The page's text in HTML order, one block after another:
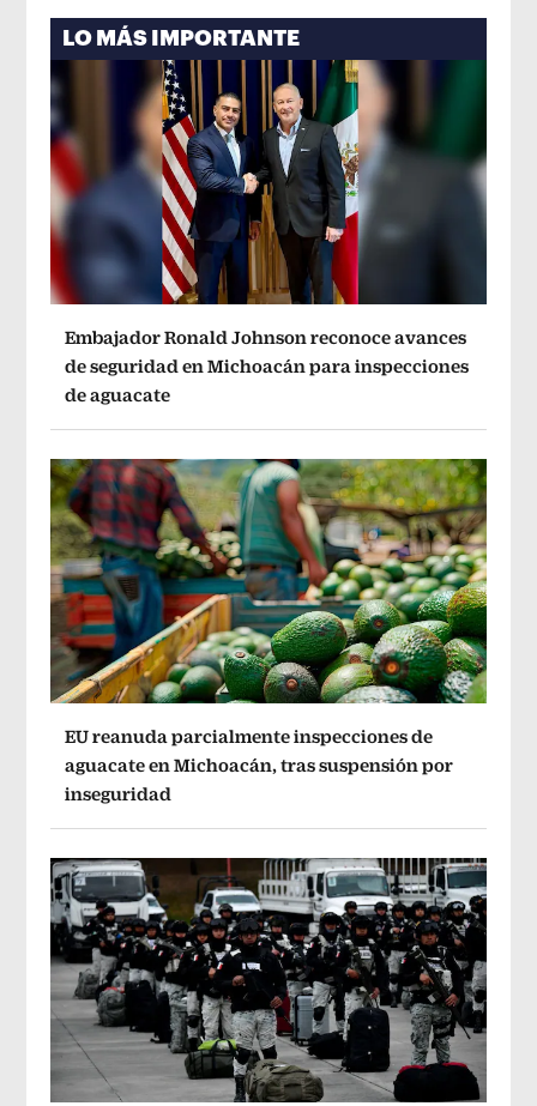
LO MÁS IMPORTANTE
Embajador Ronald Johnson reconoce avances
de seguridad en Michoacán para inspecciones
de aguacate
EU reanuda parcialmente inspecciones de
aguacate en Michoacán, tras suspensión por
inseguridad